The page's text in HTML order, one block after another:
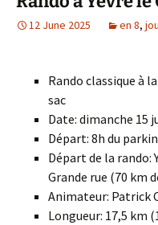
12 June 2025 en 8,
Rando classique à
sac
Date: dimanche 15
Départ: 8h du
Départ de la rando:
Grande rue (70 km
Animateur: Patrick
Longueur: 17,5 km